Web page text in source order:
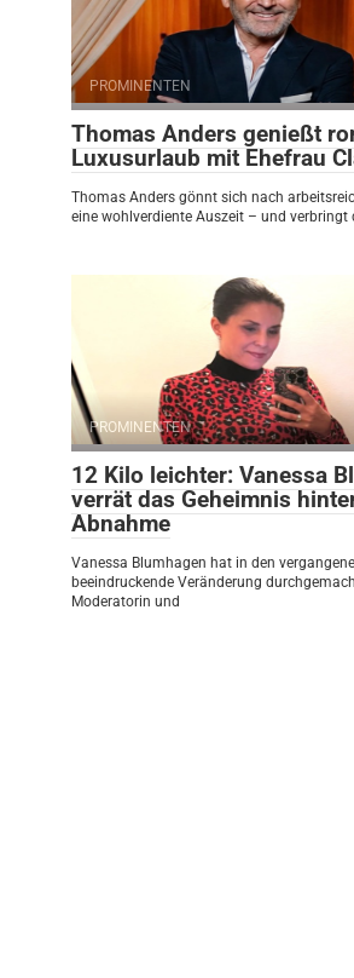
PROMINENTEN
Thomas Anders genießt
Luxusurlaub mit Ehefrau
Thomas Anders gönnt sich nach
eine wohlverdiente Auszeit – und verbringt
PROMINENTEN
12 Kilo leichter: Vanessa
verrät das Geheimnis
Abnahme
Vanessa Blumhagen hat in den
beeindruckende Veränderung
Moderatorin und